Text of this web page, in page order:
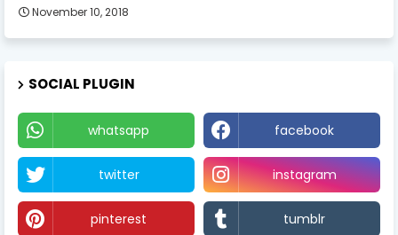
November 10, 2018
SOCIAL PLUGIN
whatsapp facebook
twitter instagram
pinterest tumblr